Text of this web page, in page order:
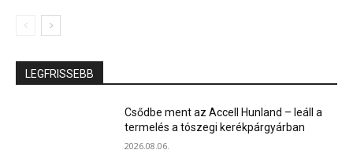
LEGFRISSEBB
Csődbe ment az Accell Hunland – leáll a
termelés a tószegi kerékpárgyárban
2026.08.06.